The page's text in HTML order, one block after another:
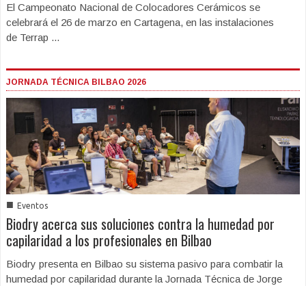
El Campeonato Nacional de Colocadores Cerámicos se
celebrará el 26 de marzo en Cartagena, en las instalaciones
de Terrap ...
JORNADA TÉCNICA BILBAO 2026
■ Eventos
Biodry acerca sus soluciones contra la humedad por
capilaridad a los profesionales en Bilbao
Biodry presenta en Bilbao su sistema pasivo para combatir la
humedad por capilaridad durante la Jornada Técnica de Jorge